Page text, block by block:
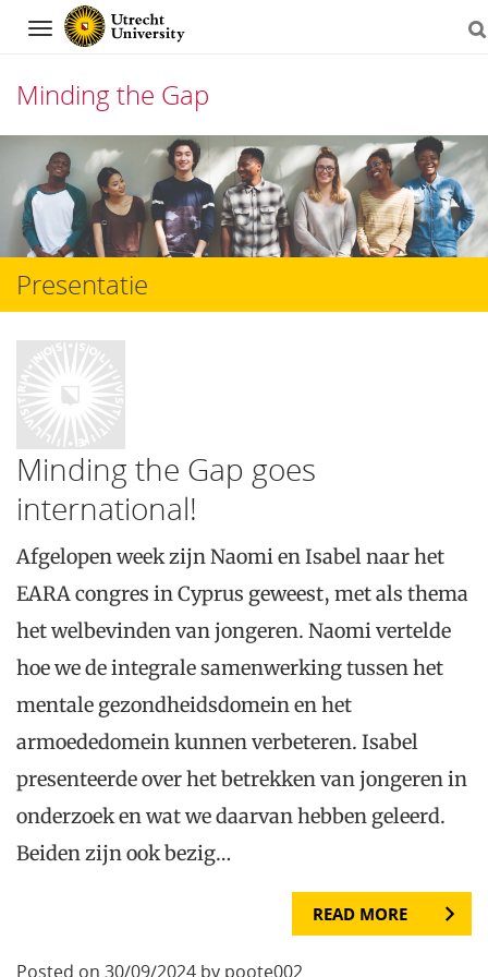
Navigation
Minding the Gap
to
content
Presentatie
Minding the Gap goes
international!
Afgelopen week zijn Naomi en Isabel naar het
EARA congres in Cyprus geweest, met als thema
het welbevinden van jongeren. Naomi vertelde
hoe we de integrale samenwerking tussen het
mentale gezondheidsdomein en het
armoededomein kunnen verbeteren. Isabel
presenteerde over het betrekken van jongeren in
onderzoek en wat we daarvan hebben geleerd.
Beiden zijn ook bezig…
READ MORE
Posted on 30/09/2024 by poote002